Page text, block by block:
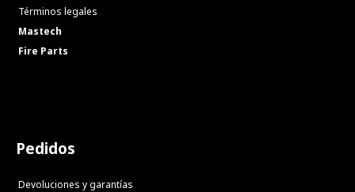
Términos legales
Mastech
Fire Parts
Pedidos
Devoluciones y garantías